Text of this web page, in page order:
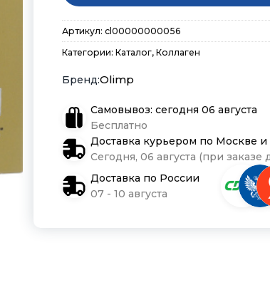
Артикул: cl00000000056
Категории: Каталог, Коллаген
Olimp
Самовывоз: сегодня 06 августа
Бесплатно
Доставка курьером по Москве
Сегодня, 06 августа (при заказе
Доставка по России
07 - 10 августа